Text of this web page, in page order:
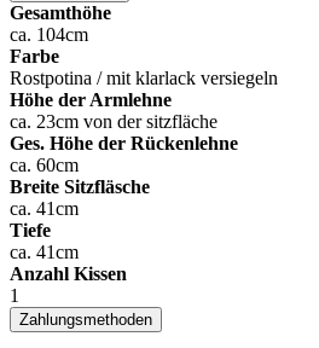
Gesamthöhe
ca. 104cm
Farbe
Rostpotina / mit klarlack versiegeln
Höhe der Armlehne
ca. 23cm von der sitzfläche
Ges. Höhe der Rückenlehne
ca. 60cm
Breite Sitzfläsche
ca. 41cm
Tiefe
ca. 41cm
Anzahl Kissen
1
Zahlungsmethoden